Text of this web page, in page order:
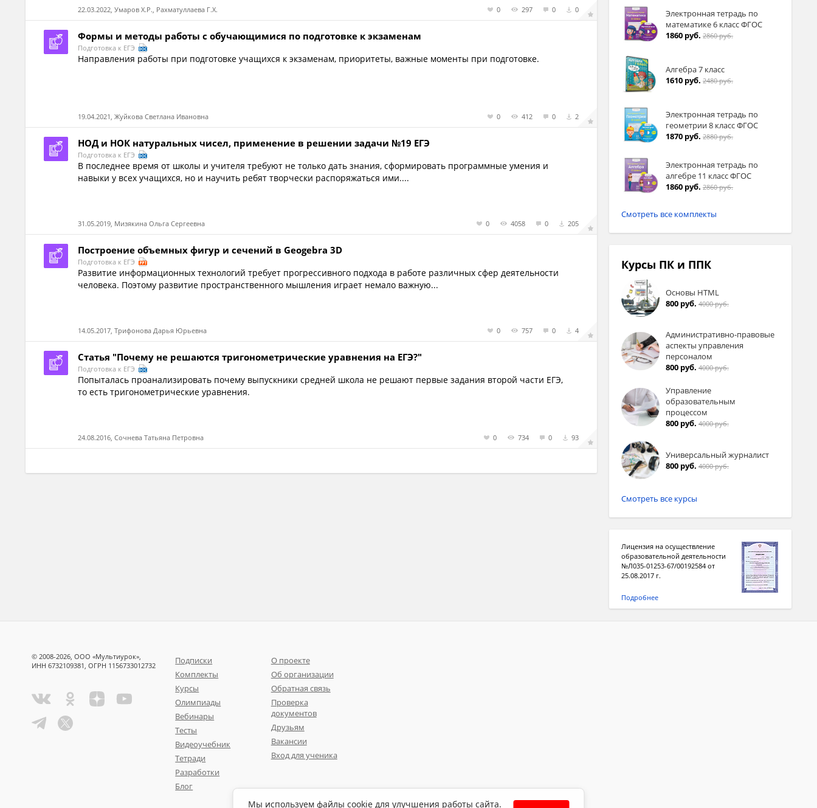
22.03.2022, Умаров Х.Р., Рахматуллаева Г.Х. 0 297 0 0
Формы и методы работы с обучающимися по подготовке к экзаменам
Подготовка к ЕГЭ
Направления работы при подготовке учащихся к экзаменам, приоритеты, важные моменты при подготовке.
19.04.2021, Жуйкова Светлана Ивановна 0 412 0 2
НОД и НОК натуральных чисел, применение в решении задачи №19 ЕГЭ
Подготовка к ЕГЭ
В последнее время от школы и учителя требуют не только дать знания, сформировать программные умения и
навыки у всех учащихся, но и научить ребят творчески распоряжаться ими....
31.05.2019, Мизякина Ольга Сергеевна 0 4058 0 205
Построение объемных фигур и сечений в Geogebra 3D
Подготовка к ЕГЭ
Развитие информационных технологий требует прогрессивного подхода в работе различных сфер деятельности
человека. Поэтому развитие пространственного мышления играет немало важную...
14.05.2017, Трифонова Дарья Юрьевна 0 757 0 4
Статья "Почему не решаются тригонометрические уравнения на ЕГЭ?"
Подготовка к ЕГЭ
Попыталась проанализировать почему выпускники средней школа не решают первые задания второй части ЕГЭ,
то есть тригонометрические уравнения.
24.08.2016, Сочнева Татьяна Петровна 0 734 0 93
Электронная тетрадь по
математике 6 класс ФГОС
1860 руб. 2860 руб.
Алгебра 7 класс
1610 руб. 2480 руб.
Электронная тетрадь по
геометрии 8 класс ФГОС
1870 руб. 2880 руб.
Электронная тетрадь по
алгебре 11 класс ФГОС
1860 руб. 2860 руб.
Смотреть все комплекты
Курсы ПК и ППК
Основы HTML
800 руб. 4000 руб.
Административно-правовые
аспекты управления
персоналом
800 руб. 4000 руб.
Управление
образовательным
процессом
800 руб. 4000 руб.
Универсальный журналист
800 руб. 4000 руб.
Смотреть все курсы
Лицензия на осуществление
образовательной деятельности
№Л035-01253-67/00192584 от
25.08.2017 г.
Подробнее
© 2008-2026, ООО «Мультиурок»,
ИНН 6732109381, ОГРН 1156733012732
Подписки
Комплекты
Курсы
Олимпиады
Вебинары
Тесты
Видеоучебник
Тетради
Разработки
Блог
О проекте
Об организации
Обратная связь
Проверка
документов
Друзьям
Вакансии
Вход для ученика
Мы используем файлы cookie для улучшения работы сайта.